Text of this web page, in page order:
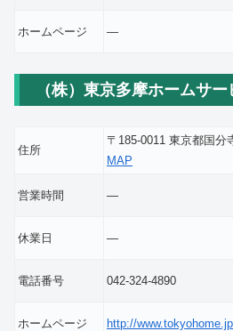
ホームページ ―
（株）東京多摩ホームサー
住所
〒185-0011 東京都国
MAP
営業時間 ―
休業日 ―
電話番号 042-324-4890
ホームページ http://